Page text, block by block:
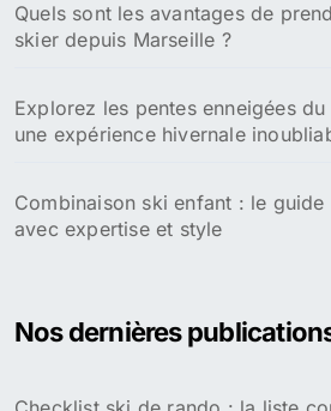
Quels sont les avantages de
skier depuis Marseille ?
Explorez les pentes enneigées
une expérience hivernale
Combinaison ski enfant : le
avec expertise et style
Nos dernières